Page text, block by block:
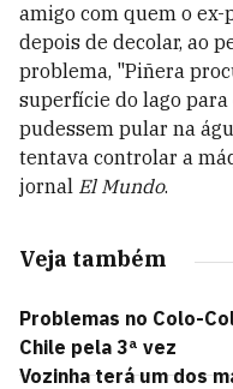
amigo com quem o
depois de decolar, ao
problema, "Piñera
superfície do lago
pudessem pular na
tentava controlar a
jornal El Mundo.
Veja também
Problemas no Colo-
Chile pela 3ª vez
Vozinha terá um dos